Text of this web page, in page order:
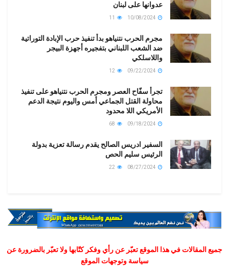
عدوانها على لبنان
مجرم الحرب نتنياهو بدأ تنفيذ حرب الإبادة التوراتية
ضد الشعب اللبناني بتفجيره أجهزة البيجر
واللاسلكي
تجرأ سفّاح العصر ومجرم الحرب نتنياهو على تنفيذ
محاولة القتل الجماعي أمس واليوم نتيجة الدعم
الأمريكي اللا محدود
السفير ادريس الصالح يقدم رسالة تعزية بدولة
الرئيس سليم الحص
جميع المقالات في هذا الموقع تعبّر عن رأي وفكر كتّابها ولا تعبّر بالضرورة عن
سياسة وتوجهات الموقع